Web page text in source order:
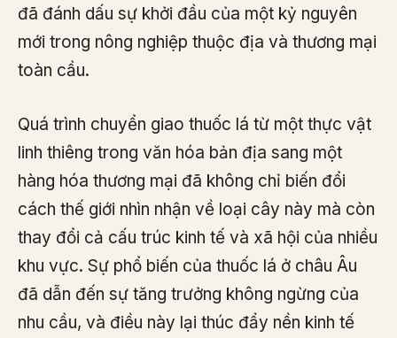
đã đánh dấu sự khởi đầu của một kỷ nguyên
mới trong nông nghiệp thuộc địa và thương mại
toàn cầu.
Quá trình chuyển giao thuốc lá từ một thực vật
linh thiêng trong văn hóa bản địa sang một
hàng hóa thương mại đã không chỉ biến đổi
cách thế giới nhìn nhận về loại cây này mà còn
thay đổi cả cấu trúc kinh tế và xã hội của nhiều
khu vực. Sự phổ biến của thuốc lá ở châu Âu
đã dẫn đến sự tăng trưởng không ngừng của
nhu cầu, và điều này lại thúc đẩy nền kinh tế